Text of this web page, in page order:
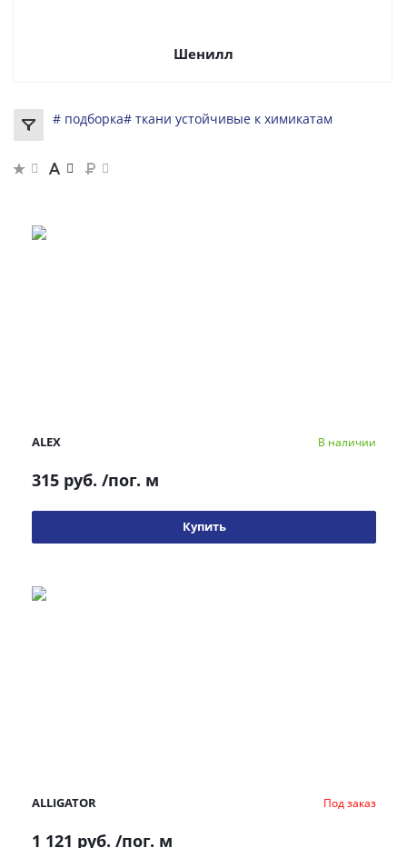
Шенилл
# подборка# ткани устойчивые к химикатам
ALEX В наличии
315 руб. /пог. м
Купить
ALLIGATOR Под заказ
1 121 руб. /пог. м